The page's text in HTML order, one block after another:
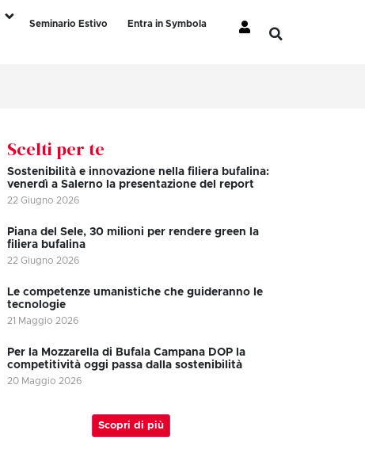
Seminario Estivo
Entra in Symbola
Scelti per te
Sostenibilità e innovazione nella filiera bufalina:
venerdì a Salerno la presentazione del report
22 Giugno 2026
Piana del Sele, 30 milioni per rendere green la
filiera bufalina
22 Giugno 2026
Le competenze umanistiche che guideranno le
tecnologie
21 Maggio 2026
Per la Mozzarella di Bufala Campana DOP la
competitività oggi passa dalla sostenibilità
20 Maggio 2026
Scopri di più